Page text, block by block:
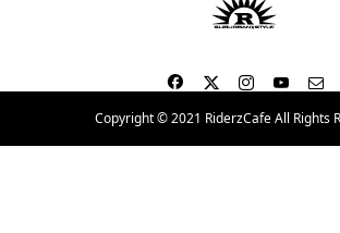
Copyright © 2021 RiderzCafe All Rights